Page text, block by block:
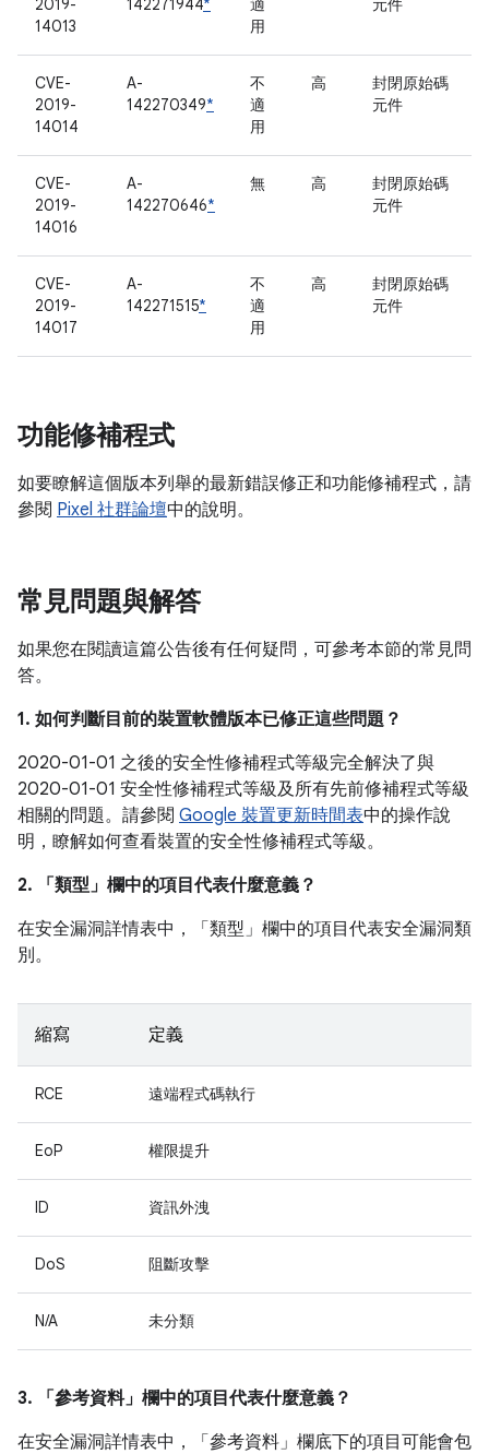
2019-
14013
142271944*
適
用
元件
CVE-
2019-
14014
A-
142270349*
不
適
用
高
封閉原始碼
元件
CVE-
2019-
14016
A-
142270646*
無 高
封閉原始碼
元件
CVE-
2019-
14017
A-
142271515*
不
適
用
高
封閉原始碼
元件
功能修補程式
如要瞭解這個版本列舉的最新錯誤修正和功能修補程式，請
參閱 Pixel 社群論壇中的說明。
常見問題與解答
如果您在閱讀這篇公告後有任何疑問，可參考本節的常見問
答。
1. 如何判斷目前的裝置軟體版本已修正這些問題？
2020-01-01 之後的安全性修補程式等級完全解決了與
2020-01-01 安全性修補程式等級及所有先前修補程式等級
相關的問題。請參閱 Google 裝置更新時間表中的操作說
明，瞭解如何查看裝置的安全性修補程式等級。
2. 「類型」 欄中的項目代表什麼意義？
在安全漏洞詳情表中，「類型」 欄中的項目代表安全漏洞類
別。
縮寫 定義
RCE 遠端程式碼執行
EoP 權限提升
ID 資訊外洩
DoS 阻斷攻擊
N/A 未分類
3. 「參考資料」 欄中的項目代表什麼意義？
在安全漏洞詳情表中，「參考資料」 欄底下的項目可能會包